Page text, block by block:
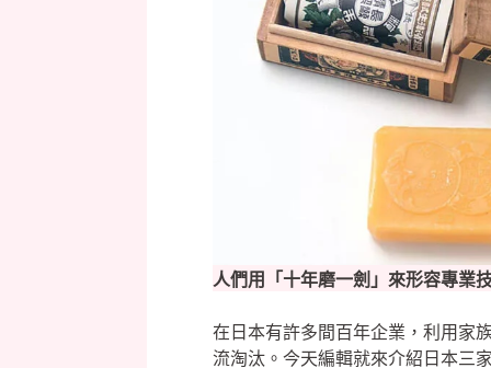
人們用「十年磨一劍」來形容專業
在日本有許多間百年企業，利用家
流淘汰。今天編輯就來介紹日本三